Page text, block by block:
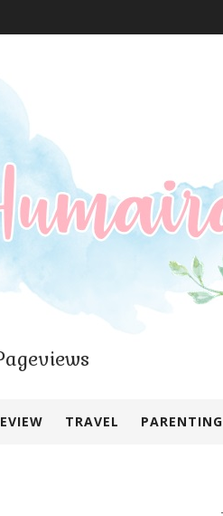
TRAVEL PARENTING